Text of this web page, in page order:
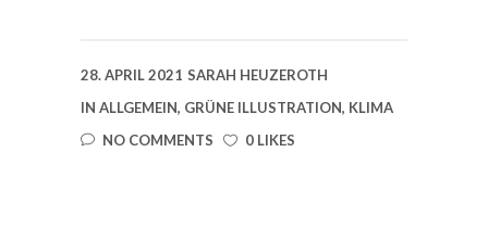
28. APRIL 2021 SARAH HEUZEROTH
IN ALLGEMEIN, GRÜNE ILLUSTRATION, KLIMA
NO COMMENTS
0 LIKES